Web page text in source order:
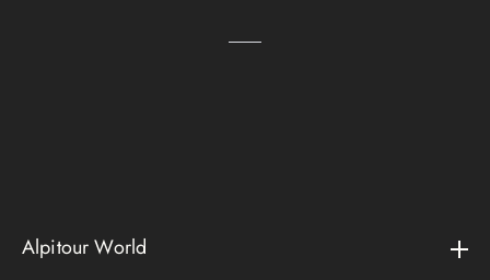
Alpitour World